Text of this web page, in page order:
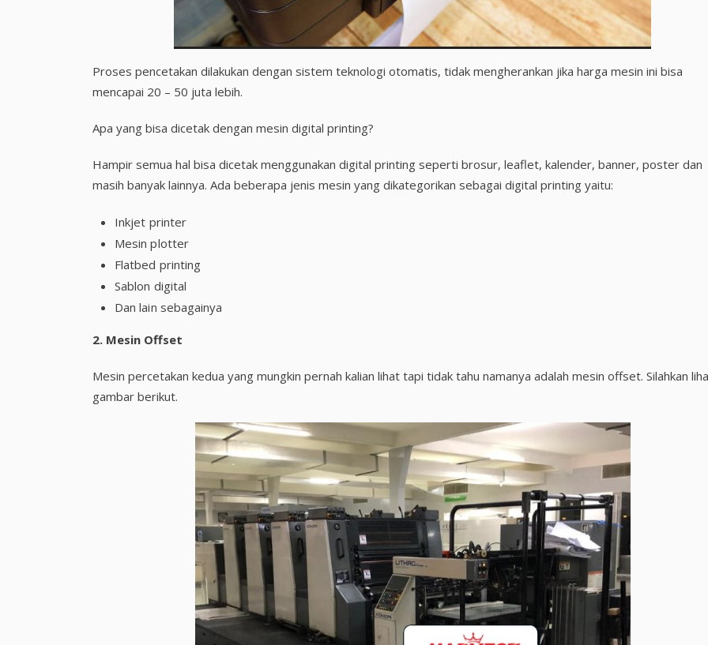
Proses pencetakan dilakukan dengan sistem teknologi otomatis, tidak mengherankan jika harga mesin ini bisa
mencapai 20 – 50 juta lebih.
Apa yang bisa dicetak dengan mesin digital printing?
Hampir semua hal bisa dicetak menggunakan digital printing seperti brosur, leaflet, kalender, banner, poster dan
masih banyak lainnya. Ada beberapa jenis mesin yang dikategorikan sebagai digital printing yaitu:
Inkjet printer
Mesin plotter
Flatbed printing
Sablon digital
Dan lain sebagainya
2. Mesin Offset
Mesin percetakan kedua yang mungkin pernah kalian lihat tapi tidak tahu namanya adalah mesin offset. Silahkan
gambar berikut.